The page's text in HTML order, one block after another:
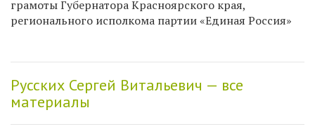
грамоты Губернатора Красноярского края,
регионального исполкома партии «Единая Россия»
Русских Сергей Витальевич — все
материалы